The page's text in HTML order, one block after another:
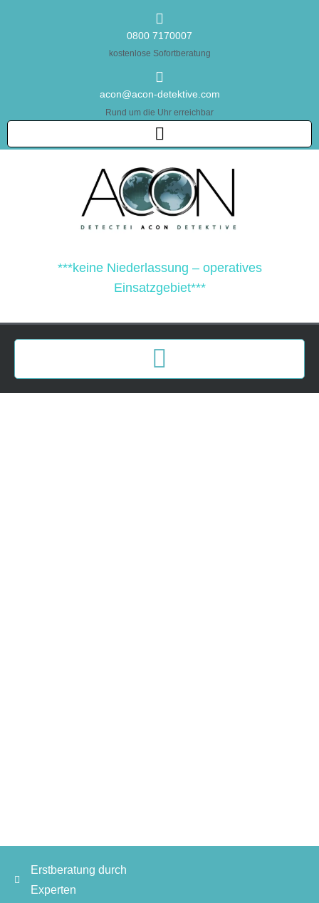
0800 7170007
kostenlose Sofortberatung
acon@acon-detektive.com
Rund um die Uhr erreichbar
***keine Niederlassung – operatives
Einsatzgebiet***
Erstberatung durch
Experten